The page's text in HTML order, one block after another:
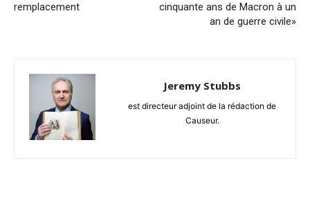
remplacement
cinquante ans de Macron à un
an de guerre civile»
Jeremy Stubbs
est directeur adjoint de la rédaction de
Causeur.